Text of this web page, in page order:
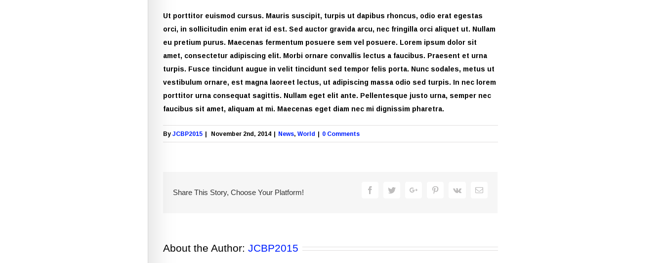
Ut porttitor euismod cursus. Mauris suscipit, turpis ut dapibus rhoncus, odio erat egestas
orci, in sollicitudin enim erat id est. Sed auctor gravida arcu, nec fringilla orci aliquet ut. Nullam
eu pretium purus. Maecenas fermentum posuere sem vel posuere. Lorem ipsum dolor sit
amet, consectetur adipiscing elit. Morbi ornare convallis lectus a faucibus. Praesent et urna
turpis. Fusce tincidunt augue in velit tincidunt sed tempor felis porta. Nunc sodales, metus ut
vestibulum ornare, est magna laoreet lectus, ut adipiscing massa odio sed turpis. In nec lorem
porttitor urna consequat sagittis. Nullam eget elit ante. Pellentesque justo urna, semper nec
faucibus sit amet, aliquam at mi. Maecenas eget diam nec mi dignissim pharetra.
ByJCBP2015 | November 2nd, 2014 | News,World | 0 Comments
Share This Story, Choose Your Platform! FacebookTwitterGoogle+ PinterestVk Email
About the Author: JCBP2015